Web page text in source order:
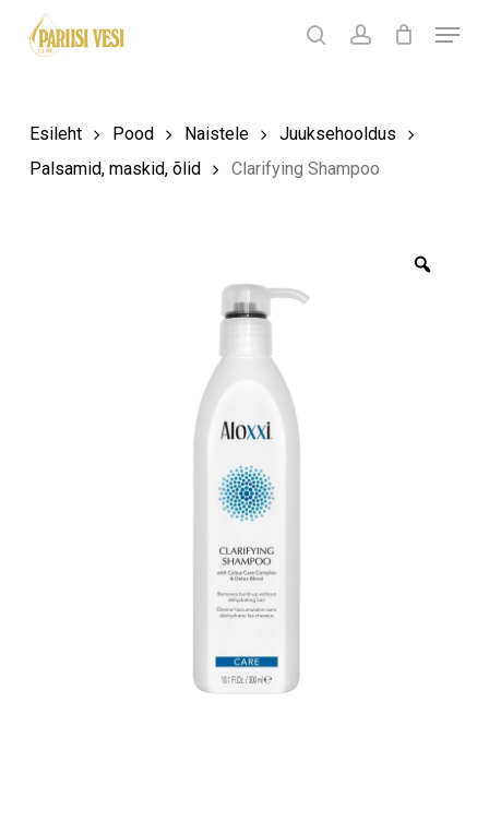
Products
search
searchaccount
Menu
Ostukorv
Esileht Pood Naistele
Juuksehooldus
Palsamid, maskid, õlid
Clarifying Shampoo